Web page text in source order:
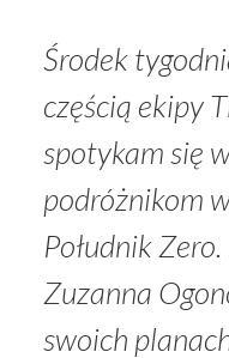
Środek
częścią ekipy
spotykam się
podróżnikom
Południk
Zuzanna
swoich